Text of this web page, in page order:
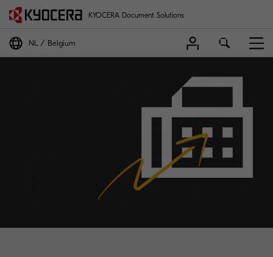
KYOCERA Document Solutions
NL Belgium